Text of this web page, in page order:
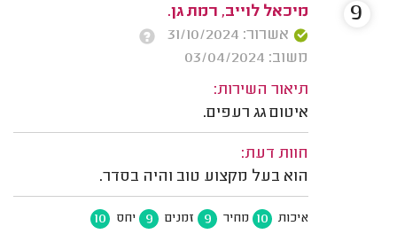
מיכאל לוייב, רמת גן.
אשרור: 31/10/2024
משוב: 03/04/2024
תיאור השירות:
איטום גג רעפים.
חוות דעת:
הוא בעל מקצוע טוב והיה בסדר.
איכות 10 מחיר 9 זמנים 9 יחס 10
9